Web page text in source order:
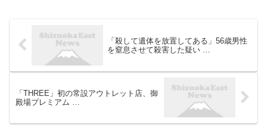
出し、従業員に見せつけた...
「殺して遺体を放置してある」56歳男性
を窒息させて殺害した疑い …
「THREE」初の常設アウトレット店、御
殿場プレミアム …